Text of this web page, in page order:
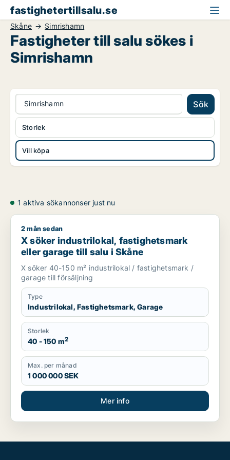
fastighetertillsalu.se
Skåne Simrishamn
Fastigheter till salu sökes i
Simrishamn
Simrishamn Sök
Vill köpa
Storlek
1 aktiva sökannonser just nu
X söker industrilokal, fastighetsmark eller garage till salu i
2 mån sedan
X söker industrilokal, fastighetsmark
eller garage till salu i Skåne
X söker 40-150 m² industrilokal / fastighetsmark /
garage till försäljning
Type
Industrilokal, Fastighetsmark, Garage
Storlek
40 - 150 m2
Max. per månad
1 000 000 SEK
Mer info